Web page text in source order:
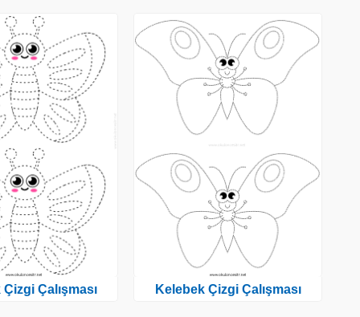
Çalışması Kelebek Çizgi Çalışması